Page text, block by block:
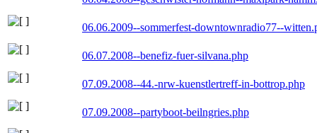
06.06.2009--sommerfest-downtownradio77--
06.07.2008--benefiz-fuer-silvana.php
07.09.2008--44.-nrw-kuenstlertreff-in-bottrop.php
07.09.2008--partyboot-beilngries.php